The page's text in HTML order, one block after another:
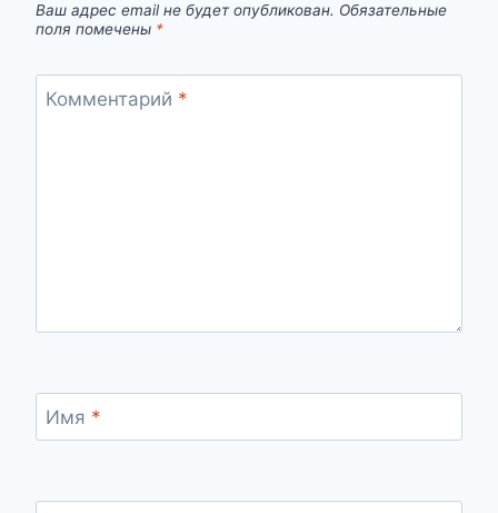
Ваш адрес email не будет опубликован. Обязательные
поля помечены *
Комментарий *
Имя *